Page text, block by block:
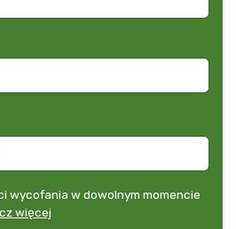
wycofania w dowolnym momencie
więcej